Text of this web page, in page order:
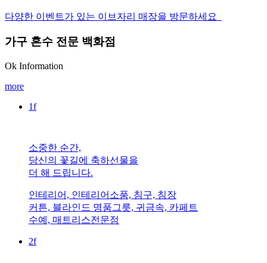
다양한 이벤트가 있는 이브자리 매장을 방문하세요
가구 혼수 전문 백화점
Ok Information
more
1f
소중한 순간,
당신의 꽃길에 축하선물을
더 해 드립니다.
인테리어, 인테리어소품, 침구, 침장
커튼, 블라인드 명품그릇, 귀금속, 카페트
수예, 매트리스전문점
2f